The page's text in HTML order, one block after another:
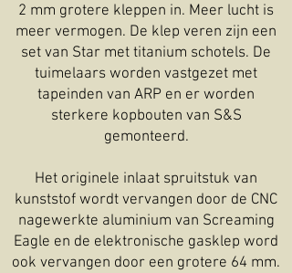
2 mm grotere kleppen in. Meer lucht is
meer vermogen. De klep veren zijn een
set van Star met titanium schotels. De
tuimelaars worden vastgezet met
tapeinden van ARP en er worden
sterkere kopbouten van S&S
gemonteerd.
Het originele inlaat spruitstuk van
kunststof wordt vervangen door de CNC
nagewerkte aluminium van Screaming
Eagle en de elektronische gasklep word
ook vervangen door een grotere 64 mm.